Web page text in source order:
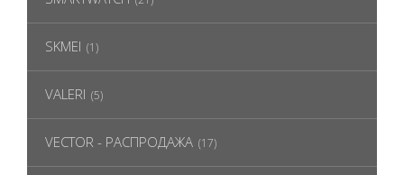
SKMEI (1)
VALERI (5)
VECTOR - РАСПРОДАЖА (17)